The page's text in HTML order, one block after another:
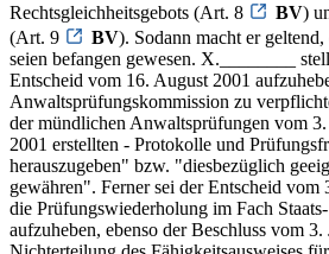
Rechtsgleichheitsgebots (Art. 8
BV)
(Art. 9
BV). Sodann macht er
seien befangen gewesen. X.________
Entscheid vom 16. August 2001
Anwaltsprüfungskommission zu
der mündlichen Anwaltsprüfungen vom
2001 erstellten - Protokolle und
herauszugeben" bzw. "diesbezüglich
gewähren". Ferner sei der Entscheid vom
die Prüfungswiederholung im Fach
aufzuheben, ebenso der Beschluss vom